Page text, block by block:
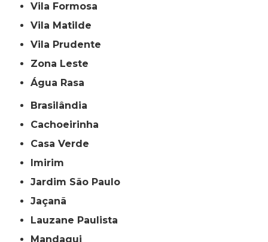
Vila Formosa
Vila Matilde
Vila Prudente
Zona Leste
Água Rasa
Brasilândia
Cachoeirinha
Casa Verde
Imirim
Jardim São Paulo
Jaçanã
Lauzane Paulista
Mandaqui